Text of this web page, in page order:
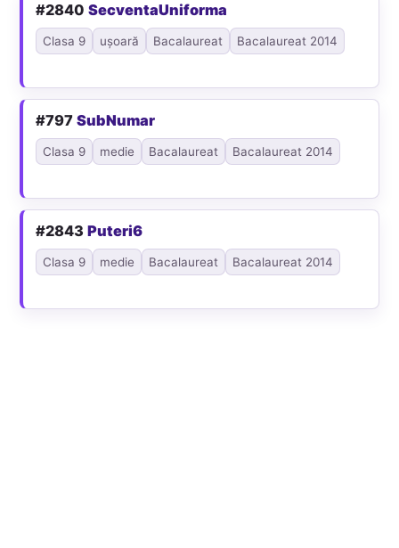
#2840SecventaUniforma
Clasa 9 ușoară Bacalaureat Bacalaureat 2014
#797SubNumar
Clasa 9 medie Bacalaureat Bacalaureat 2014
#2843Puteri6
Clasa 9 medie Bacalaureat Bacalaureat 2014